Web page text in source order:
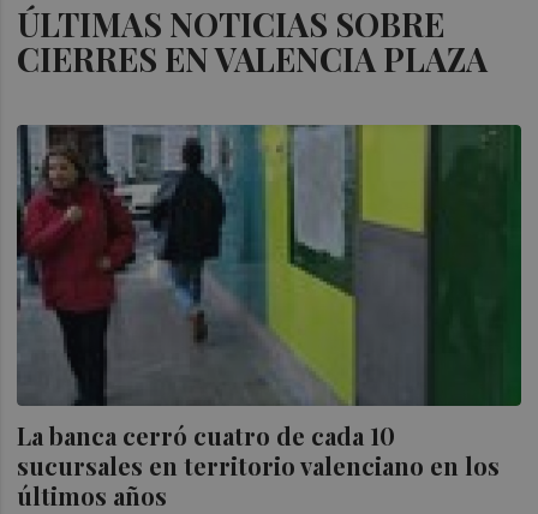
ÚLTIMAS NOTICIAS SOBRE
CIERRES EN VALENCIA PLAZA
La banca cerró cuatro de cada 10
sucursales en territorio valenciano en los
últimos años